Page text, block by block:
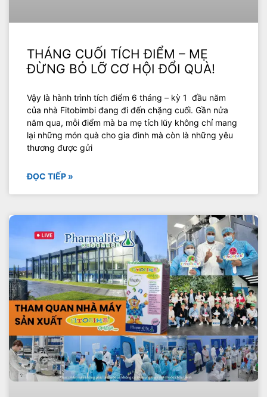
THÁNG CUỐI TÍCH ĐIỂM – MẸ
ĐỪNG BỎ LỠ CƠ HỘI ĐỔI QUÀ!
Vậy là hành trình tích điểm 6 tháng – kỳ 1 đầu năm
của nhà Fitobimbi đang đi đến chặng cuối. Gần nửa
năm qua, mỗi điểm mà ba mẹ tích lũy không chỉ mang
lại những món quà cho gia đình mà còn là những yêu
thương được gửi
ĐỌC TIẾP »